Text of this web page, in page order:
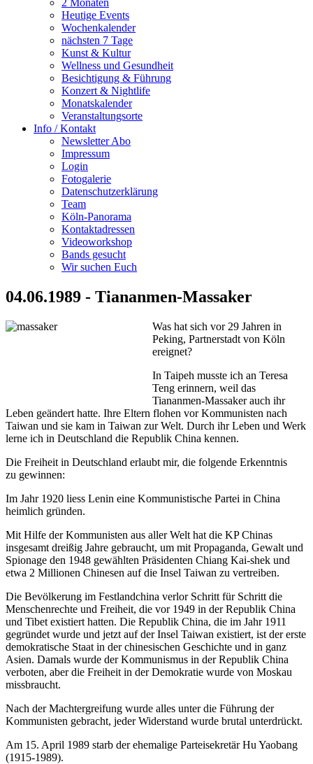
2 Monaten
Heutige Events
Wochenkalender
nächsten 7 Tage
Kunst & Kultur
Wellness und Gesundheit
Besichtigung & Führung
Konzert & Nightlife
Monatskalender
Veranstaltungsorte
Info / Kontakt
Newsletter Abo
Impressum
Login
Fotogalerie
Datenschutzerklärung
Team
Köln-Panorama
Kontaktadressen
Videoworkshop
Bands gesucht
Wir suchen Euch
04.06.1989 - Tiananmen-Massaker
Was hat sich vor 29 Jahren in
Peking, Partnerstadt von Köln
ereignet?
In Taipeh musste ich an Teresa
Teng erinnern, weil das
Tiananmen-Massaker auch ihr
Leben geändert hatte. Ihre Eltern flohen vor Kommunisten nach
Taiwan und sie kam in Taiwan zur Welt. Durch ihr Leben und Werk
lerne ich in Deutschland die Republik China kennen.
Die Freiheit in Deutschland erlaubt mir, die folgende Erkenntnis
zu gewinnen:
Im Jahr 1920 liess Lenin eine Kommunistische Partei in China
heimlich gründen.
Mit Hilfe der Kommunisten aus aller Welt hat die KP Chinas
insgesamt dreißig Jahre gebraucht, um mit Propaganda, Gewalt und
Spionage den 1948 gewählten Präsidenten Chiang Kai-shek und
etwa 2 Millionen Chinesen auf die Insel Taiwan zu vertreiben.
Die Bevölkerung im Festlandchina verlor Schritt für Schritt die
Menschenrechte und Freiheit, die vor 1949 in der Republik China
und Tibet existiert hatten. Die Republik China, die im Jahr 1911
gegründet wurde und jetzt auf der Insel Taiwan existiert, ist der erste
demokratische Staat in der chinesischen Geschichte und in ganz
Asien. Damals wurde der Kommunismus in der Republik China
verboten, aber die Freiheit in der Demokratie wurde von Moskau
missbraucht.
Nach der Machtergreifung wurde alles unter die Führung der
Kommunisten gebracht, jeder Widerstand wurde brutal unterdrückt.
Am 15. April 1989 starb der ehemalige Parteisekretär Hu Yaobang
(1915-1989).